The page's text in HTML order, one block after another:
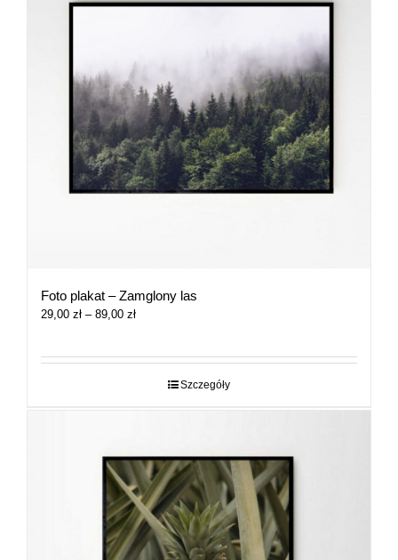
Foto plakat – Zamglony las
29,00 zł – 89,00 złZakres
29,00 zł
Szczegóły